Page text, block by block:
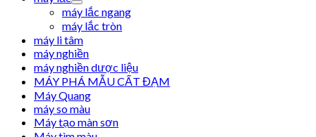
máy lắc ngang
máy lắc tròn
máy li tâm
máy nghiền
máy nghiền dược liệu
MÁY PHÁ MẪU CẤT ĐẠM
Máy Quang
máy so màu
Máy tạo màn sơn